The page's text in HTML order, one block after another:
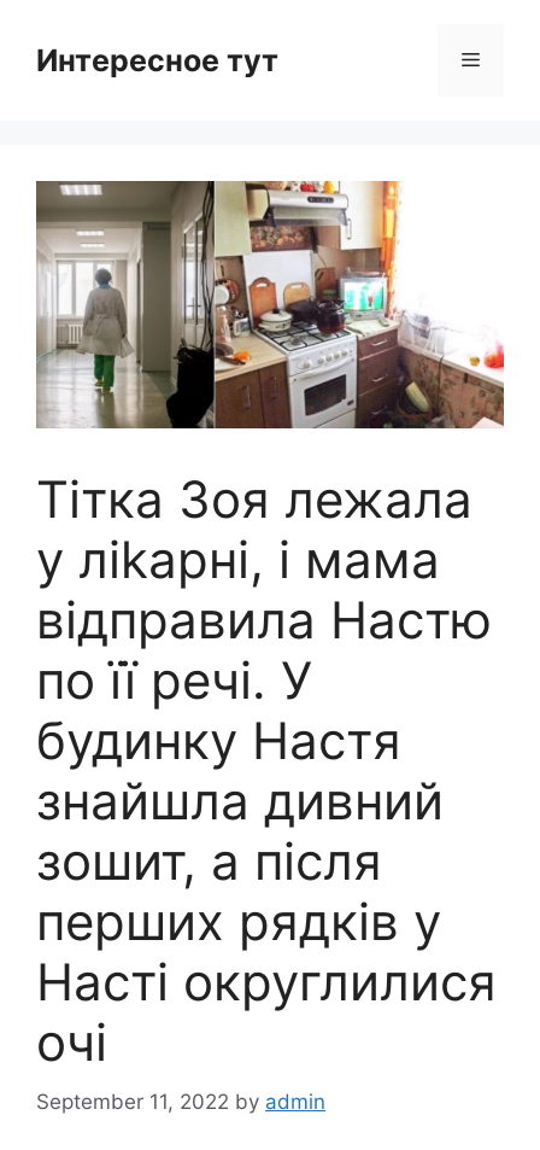
contentИнтересное тут Menu
Тітка Зоя лежала
у ліkарні, і мама
відправила Настю
по її речі. У
будинку Настя
знайшла дивний
зошит, а після
перших рядків у
Насті округлилися
очі
September 11, 2022 by admin